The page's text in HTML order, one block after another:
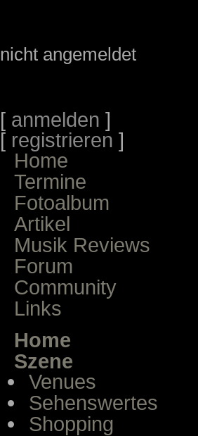
nicht angemeldet
[ anmelden ]
[ registrieren ]
Home
Termine
Fotoalbum
Artikel
Musik Reviews
Forum
Community
Links
Home
Szene
Venues
Sehenswertes
Shopping